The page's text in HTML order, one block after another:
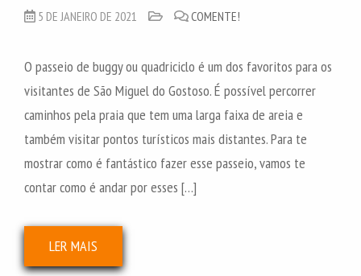
5 DE JANEIRO DE 2021 COMENTE!
O passeio de buggy ou quadriciclo é um dos favoritos para os
visitantes de São Miguel do Gostoso. É possível percorrer
caminhos pela praia que tem uma larga faixa de areia e
também visitar pontos turísticos mais distantes. Para te
mostrar como é fantástico fazer esse passeio, vamos te
contar como é andar por esses […]
LER MAIS